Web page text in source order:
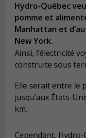
Hydro-Québec
pomme et
Manhattan et
New York.
Ainsi, l’électricité
construite sous
Elle serait entre le
jusqu’aux États-
km.
Cependant,